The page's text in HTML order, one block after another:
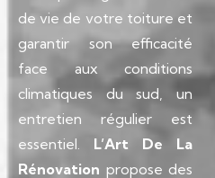
de vie de votre toiture et
garantir son efficacité
face aux conditions
climatiques du sud, un
entretien régulier est
essentiel. L’Art De La
Rénovation propose des